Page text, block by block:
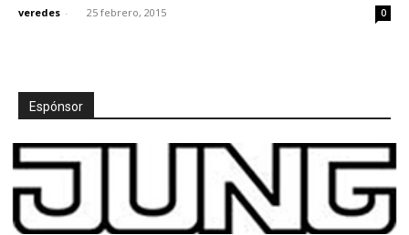
veredes - 25 febrero, 2015 0
Espónsor